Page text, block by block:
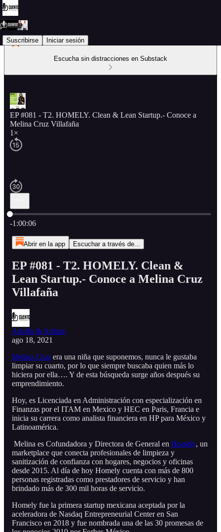
Suscribirse Iniciar sesión
Escucha sin distracciones en Substack
EP #081 - T2. HOMELY. Clean & Lean Startup.- Conoce a
Melina Cruz Villafaña
1×
Hora actual: 0:00 / Tiempo total: -1:00:06
-1:00:06
Abrir en la app Escuchar a través de...
EP #081 - T2. HOMELY. Clean &
Lean Startup.- Conoce a Melina Cruz
Villafaña
Adolfo & Adrian
ago 18, 2021
Melina Cruz era una niña que suponemos, nunca le gustaba
limpiar su cuarto, por lo que siempre buscaba quien más lo
hiciera por ella…. Y de esta búsqueda surge años después su
emprendimiento.
Hoy, es Licenciada en Administración con especialización en
Finanzas por el ITAM en Mexico y HEC en Paris, Francia e
inicia su carrera como analista financiera en HP para México y
Latinoamérica.
Melina es Cofundadora y Directora de General en Homely, un
marketplace que conecta profesionales de limpieza y
sanitización de confianza con hogares, negocios y oficinas
desde 2015. Al día de hoy Homely cuenta con más de 800
personas registradas como prestadores de servicio y han
brindado más de 300 mil horas de servicio.
Homely fue la primera startup mexicana aceptada por la
aceleradora de Nasdaq Entrepreneurial Center en San
Francisco en 2018 y fue nombrada una de las 30 promesas de